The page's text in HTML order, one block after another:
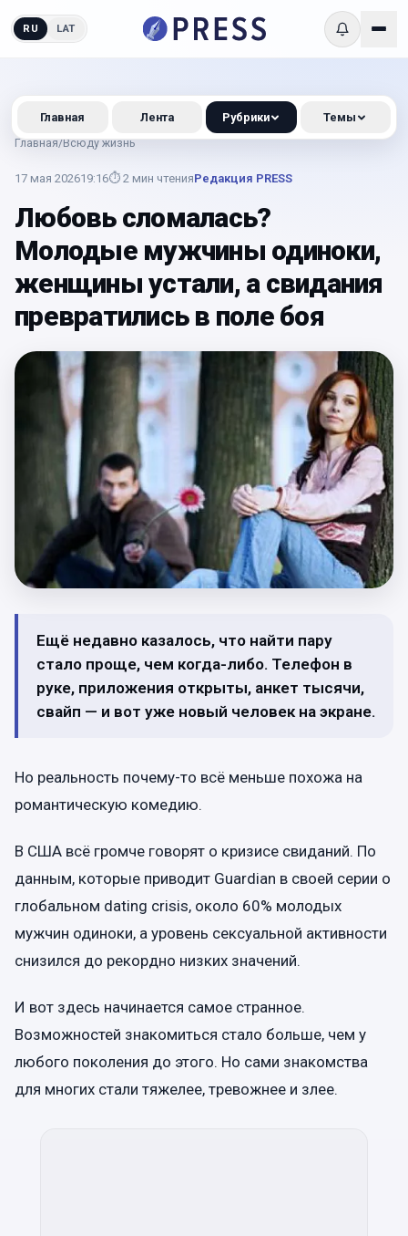
RU LAT
Главная/Всюду жизнь
17 мая 202619:16⏱ 2 мин чтенияРедакция PRESS
Любовь сломалась?
Молодые мужчины одиноки,
женщины устали, а свидания
превратились в поле боя
Ещё недавно казалось, что найти пару
стало проще, чем когда-либо. Телефон в
руке, приложения открыты, анкет тысячи,
свайп — и вот уже новый человек на экране.
Но реальность почему-то всё меньше похожа на
романтическую комедию.
В США всё громче говорят о кризисе свиданий. По
данным, которые приводит Guardian в своей серии о
глобальном dating crisis, около 60% молодых
мужчин одиноки, а уровень сексуальной активности
снизился до рекордно низких значений.
И вот здесь начинается самое странное.
Возможностей знакомиться стало больше, чем у
любого поколения до этого. Но сами знакомства
для многих стали тяжелее, тревожнее и злее.
Главная Лента Рубрики Темы